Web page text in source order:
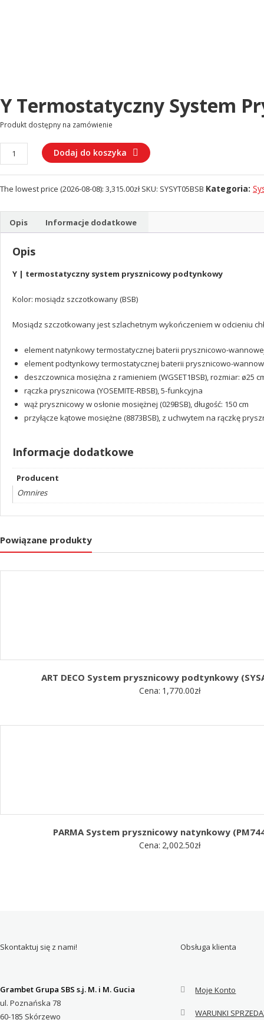
Y Termostatyczny System
Produkt dostępny na zamówienie
ilość
Y
Termostatyczny
system
(SYSYT05BSB)
Dodaj do koszyka
The lowest price (2026-08-08): 3,315.00zł SKU: SYSYT05BSB Kategoria:
Opis Informacje dodatkowe
Opis
Y | termostatyczny system prysznicowy podtynkowy
Kolor: mosiądz szczotkowany (BSB)
Mosiądz szczotkowany jest szlachetnym wykończeniem w odcieniu
element natynkowy termostatycznej baterii prysznicowo-wannowej
element podtynkowy termostatycznej baterii prysznicowo-
deszczownica mosiężna z ramieniem (WGSET1BSB), rozmiar: ø25
rączka prysznicowa (YOSEMITE-RBSB), 5-funkcyjna
wąż prysznicowy w osłonie mosiężnej (029BSB), długość: 150 cm
przyłącze kątowe mosiężne (8873BSB), z uchwytem na rączkę
Informacje dodatkowe
Producent
Omnires
Powiązane produkty
ART DECO System prysznicowy podtynkowy
Cena: 1,770.00zł
PARMA System prysznicowy natynkowy
Cena: 2,002.50zł
Skontaktuj się z nami!
Grambet Grupa SBS s.j. M. i M. Gucia
ul. Poznańska 78
60-185 Skórzewo
Obsługa klienta
Moje Konto
WARUNKI